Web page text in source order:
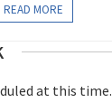
READ MORE
at this time.